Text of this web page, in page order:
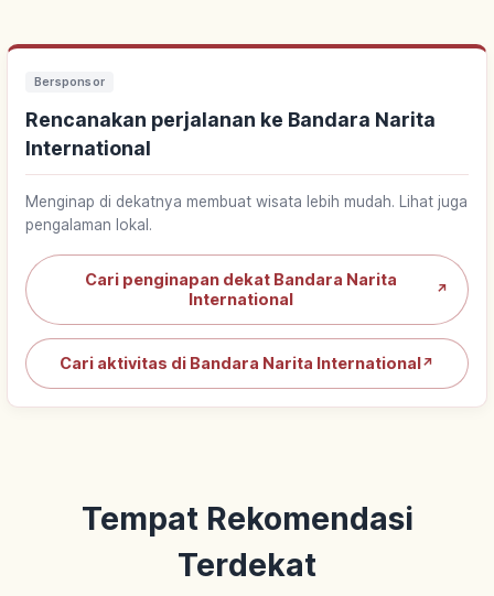
Bersponsor
Rencanakan perjalanan ke Bandara Narita
International
Menginap di dekatnya membuat wisata lebih mudah. Lihat juga
pengalaman lokal.
Cari penginapan dekat Bandara Narita
International
↗
Cari aktivitas di Bandara Narita International↗
Tempat Rekomendasi
Terdekat